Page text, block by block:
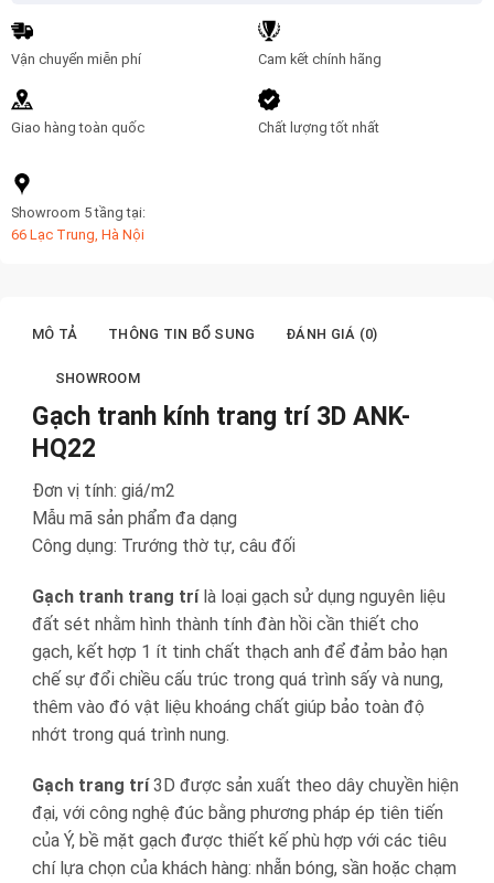
Vận chuyển miễn phí
Giao hàng toàn quốc
Cam kết chính hãng
Chất lượng tốt nhất
Showroom 5 tầng tại:
66 Lạc Trung, Hà Nội
MÔ TẢ THÔNG TIN BỔ SUNG ĐÁNH GIÁ (0)
SHOWROOM
Gạch tranh kính trang trí 3D ANK-
HQ22
Đơn vị tính: giá/m2
Mẫu mã sản phẩm đa dạng
Công dụng: Trướng thờ tự, câu đối
Gạch tranh trang trílà loại gạch sử dụng nguyên liệu
đất sét nhằm hình thành tính đàn hồi cần thiết cho
gạch, kết hợp 1 ít tinh chất thạch anh để đảm bảo hạn
chế sự đổi chiều cấu trúc trong quá trình sấy và nung,
thêm vào đó vật liệu khoáng chất giúp bảo toàn độ
nhớt trong quá trình nung.
Gạch trang trí3D được sản xuất theo dây chuyền hiện
đại, với công nghệ đúc bằng phương pháp ép tiên tiến
của Ý, bề mặt gạch được thiết kế phù hợp với các tiêu
chí lựa chọn của khách hàng: nhẵn bóng, sần hoặc chạm